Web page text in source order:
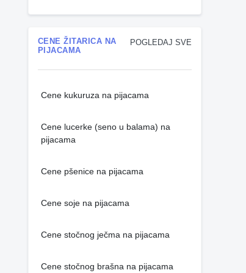
POGLEDAJ SVE
CENE ŽITARICA NA
PIJACAMA
Cene kukuruza na pijacama
Cene lucerke (seno u balama) na
pijacama
Cene pšenice na pijacama
Cene soje na pijacama
Cene stočnog ječma na pijacama
Cene stočnog brašna na pijacama